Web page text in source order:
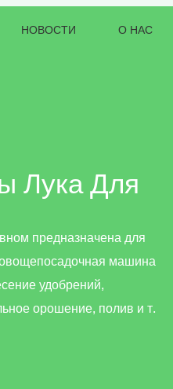
НОВОСТИ О НАС
Лука Для
предназначена для
машина
удобрений,
орошение, полив и т.